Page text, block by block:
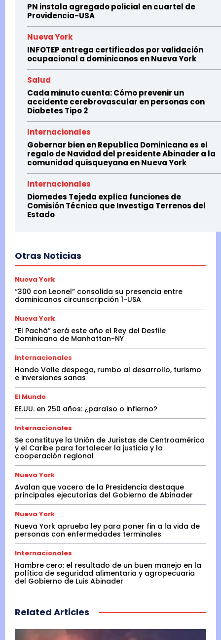
PN instala agregado policial en cuartel de
Providencia-USA
Nueva York
INFOTEP entrega certificados por validación
ocupacional a dominicanos en Nueva York
Salud
Cada minuto cuenta: Cómo prevenir un
accidente cerebrovascular en personas con
Diabetes Tipo 2
Internacionales
Gobernar bien en Republica Dominicana es el
regalo de Navidad del presidente Abinader a la
comunidad quisqueyana en Nueva York
Internacionales
Diomedes Tejeda explica funciones de
Comisión Técnica que Investiga Terrenos del
Estado
Otras Noticias
Nueva York
“300 con Leonel” consolida su presencia entre
dominicanos circunscripción 1-USA
Nueva York
“El Pachá” será este año el Rey del Desfile
Dominicano de Manhattan-NY
Internacionales
Hondo Valle despega, rumbo al desarrollo, turismo
e inversiones sanas
El Mundo
EE.UU. en 250 años: ¿paraíso o infierno?
Internacionales
Se constituye la Unión de Juristas de Centroamérica
y el Caribe para fortalecer la justicia y la
cooperación regional
Nueva York
Avalan que vocero de la Presidencia destaque
principales ejecutorias del Gobierno de Abinader
Nueva York
Nueva York aprueba ley para poner fin a la vida de
personas con enfermedades terminales
Internacionales
Hambre cero: el resultado de un buen manejo en la
política de seguridad alimentaria y agropecuaria
del Gobierno de Luis Abinader
Related Articles